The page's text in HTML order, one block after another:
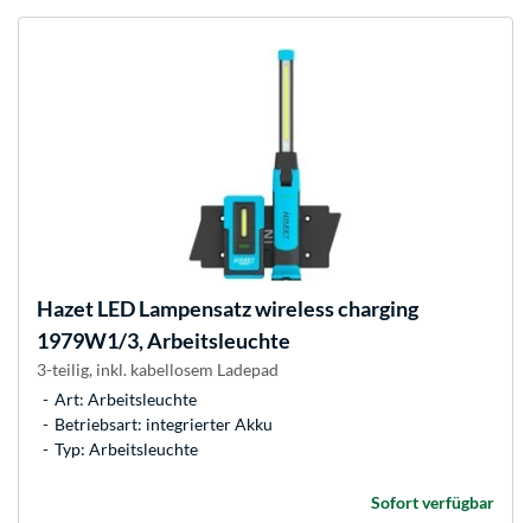
HazetLED Lampensatz wireless charging
1979W1/3, Arbeitsleuchte
3-teilig, inkl. kabellosem Ladepad
Art: Arbeitsleuchte
Betriebsart: integrierter Akku
Typ: Arbeitsleuchte
Sofort verfügbar